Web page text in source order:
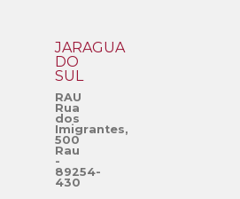
JARAGUÁ
DO
SUL
RAU
Rua
dos
Imigrantes,
500
Rau
-
89254-
430